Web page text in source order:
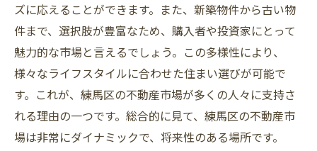
ズに応えることができます。また、新築物件から古い物
件まで、選択肢が豊富なため、購入者や投資家にとって
魅力的な市場と言えるでしょう。この多様性により、
様々なライフスタイルに合わせた住まい選びが可能で
す。これが、練馬区の不動産市場が多くの人々に支持さ
れる理由の一つです。総合的に見て、練馬区の不動産市
場は非常にダイナミックで、将来性のある場所です。